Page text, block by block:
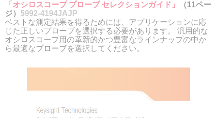
「オシロスコープ プローブ セレクションガイド」
（11ペー
ジ） 5992-4194JAJP
ベストな測定結果を得るためには、アプリケーションに応
じた正しいプローブを選択する必要があります。 汎用的な
オシロスコープ用の革新的かつ豊富なラインナップの中か
ら最適なプローブを選択してください。